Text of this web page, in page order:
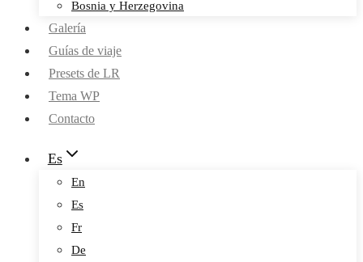
Bosnia y Herzegovina
Galería
Guías de viaje
Presets de LR
Tema WP
Contacto
Es
En
Es
Fr
De